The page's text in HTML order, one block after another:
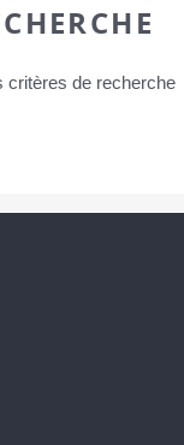
critères de recherche